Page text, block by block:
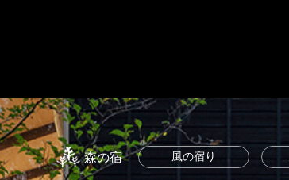
森の宿 風の宿り